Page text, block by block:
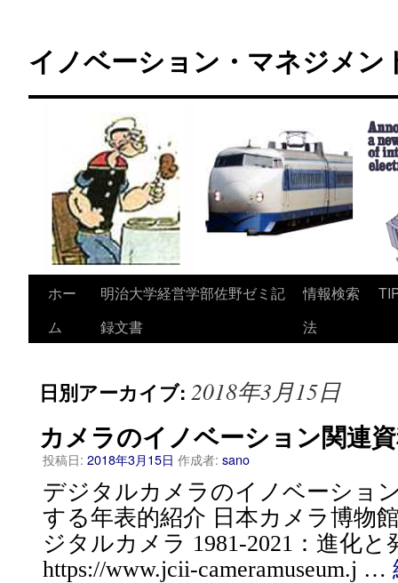
テ
イノベーション・マネジメン
ホー
ム
明治大学経営学部佐野ゼミ記
録文書
情報検索
法
日別アーカイブ: 2018年3月15日
カメラのイノベーション関連
投稿日: 2018年3月15日 作成者: sano
デジタルカメラのイノベーショ
する年表的紹介 日本カメラ博物
ジタルカメラ 1981-2021：進化と
https://www.jcii-cameramuseum.j …